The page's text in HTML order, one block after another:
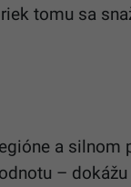
tomu sa
a silnom
–